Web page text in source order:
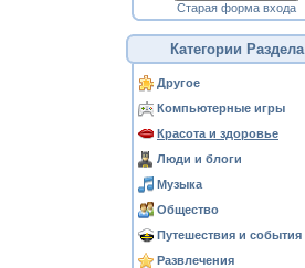
Старая форма входа
Категории Раздела
Другое
Компьютерные игры
Красота и здоровье
Люди и блоги
Музыка
Общество
Путешествия и события
Развлечения